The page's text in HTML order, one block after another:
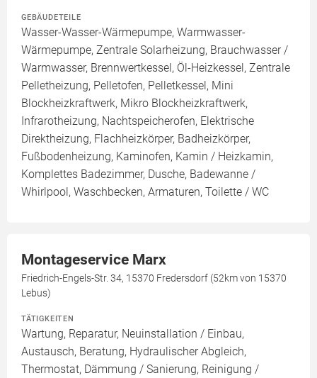
GEBÄUDETEILE
Wasser-Wasser-Wärmepumpe, Warmwasser-
Wärmepumpe, Zentrale Solarheizung, Brauchwasser /
Warmwasser, Brennwertkessel, Öl-Heizkessel, Zentrale
Pelletheizung, Pelletofen, Pelletkessel, Mini
Blockheizkraftwerk, Mikro Blockheizkraftwerk,
Infrarotheizung, Nachtspeicherofen, Elektrische
Direktheizung, Flachheizkörper, Badheizkörper,
Fußbodenheizung, Kaminofen, Kamin / Heizkamin,
Komplettes Badezimmer, Dusche, Badewanne /
Whirlpool, Waschbecken, Armaturen, Toilette / WC
Montageservice Marx
Friedrich-Engels-Str. 34, 15370 Fredersdorf (52km von 15370
Lebus)
TÄTIGKEITEN
Wartung, Reparatur, Neuinstallation / Einbau,
Austausch, Beratung, Hydraulischer Abgleich,
Thermostat, Dämmung / Sanierung, Reinigung /